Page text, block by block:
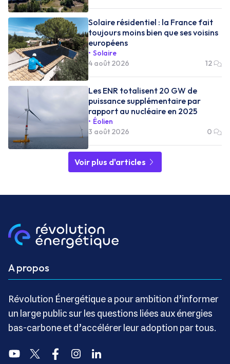
Solaire résidentiel : la France fait
toujours moins bien que ses voisins
européens
Solaire
4 août 2026
12
Les ENR totalisent 20 GW de
puissance supplémentaire par
rapport au nucléaire en 2025
Éolien
3 août 2026
0
Voir plus d'articles
A propos
Révolution Énergétique a pour ambition d’informer
un large public sur les questions liées aux énergies
bas-carbone et d’accélérer leur adoption par tous.
YoutubeTwitter FacebookInstagramLinkedin